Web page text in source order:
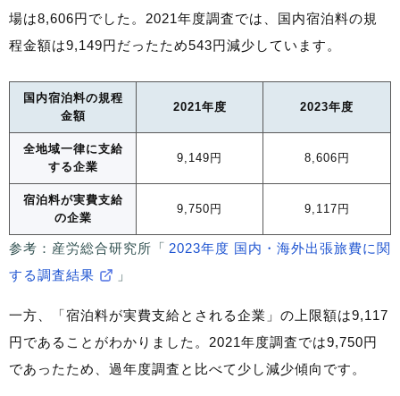
場は8,606円でした。2021年度調査では、国内宿泊料の規
程金額は9,149円だったため543円減少しています。
国内宿泊料の規程
金額
2021年度 2023年度
全地域一律に支給
する企業
9,149円 8,606円
宿泊料が実費支給
の企業
9,750円 9,117円
参考：産労総合研究所「 2023年度 国内・海外出張旅費に関
する調査結果
」
一方、「宿泊料が実費支給とされる企業」の上限額は9,117
円であることがわかりました。2021年度調査では9,750円
であったため、過年度調査と比べて少し減少傾向です。